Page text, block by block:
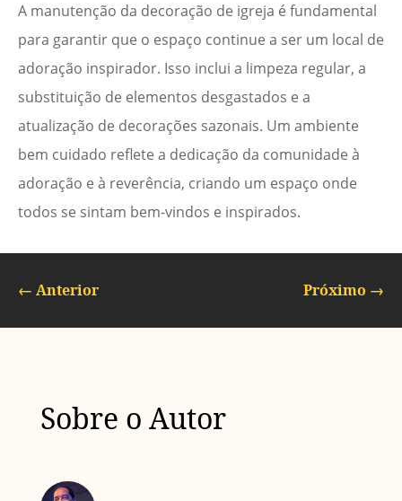
A manutenção da decoração de igreja é fundamental
para garantir que o espaço continue a ser um local de
adoração inspirador. Isso inclui a limpeza regular, a
substituição de elementos desgastados e a
atualização de decorações sazonais. Um ambiente
bem cuidado reflete a dedicação da comunidade à
adoração e à reverência, criando um espaço onde
todos se sintam bem-vindos e inspirados.
← Anterior Próximo →
Sobre o Autor